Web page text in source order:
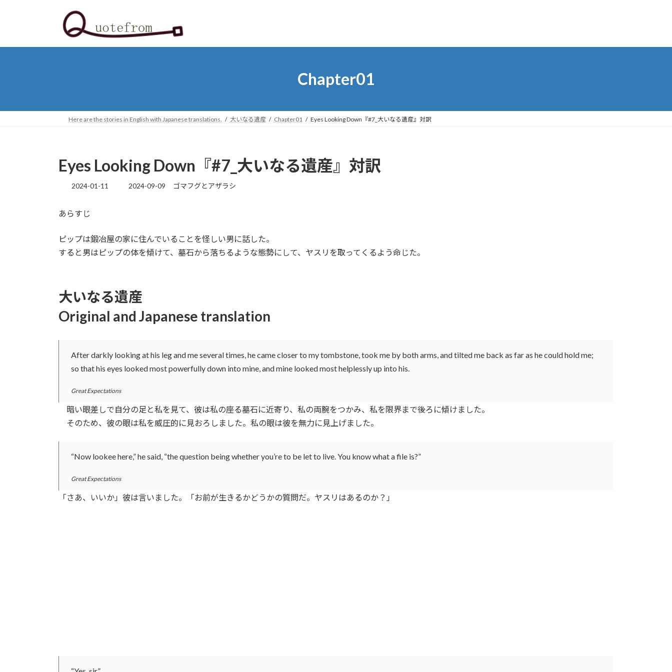
プ
動
Chapter01
Here are the stories in English with Japanese translations. 大いなる遺産 Chapter01 Eyes Looking Down『#7_大いなる遺産』対訳
Eyes Looking Down『#7_大いなる遺産』対訳
2024-01-11
最
時
:
2024-09-09 ゴマフグとアザラシ
あらすじ
ピップは鍛冶屋の家に住んでいることを怪しい男に話した。
すると男はピップの体を傾けて、墓石から落ちるような態勢にして、ヤスリを取ってくるよう命じた。
大いなる遺産
Original and Japanese translation
After darkly looking at his leg and me several times, he came closer to my tombstone, took me by both arms, and tilted me back as far as he could hold me;
so that his eyes looked most powerfully down into mine, and mine looked most helplessly up into his.
Great Expectations
暗い眼差しで自分の足と私を見て、彼は私の座る墓石に近寄り、私の両腕をつかみ、私を限界まで後ろに傾けました。
そのため、彼の眼は私を威圧的に見おろしました。私の眼は彼を無力に見上げました。
“Now lookee here,” he said, “the question being whether you’re to be let to live. You know what a file is?”
Great Expectations
「さあ、いいか」彼は言いました。「お前が生きるかどうかの質問だ。ヤスリはあるのか？」